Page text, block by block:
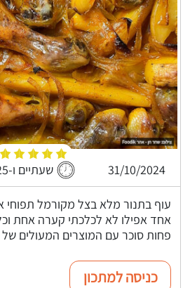
31/10/2024 שעתיים ו-25 דקות
עוף בתנור מלא בצל מקורמל תפוחי
אחד אפילו לא לכלכתי קערה אחת
פחות סוכר עם המוצרים המעולים של TRU רוצו להכין בהול!
כניסה למתכון